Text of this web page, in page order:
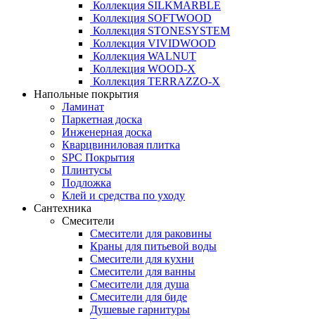
Коллекция SILKMARBLE
Коллекция SOFTWOOD
Коллекция STONESYSTEM
Коллекция VIVIDWOOD
Коллекция WALNUT
Коллекция WOOD-X
Коллекция ТЕRRАZZO-X
Напольные покрытия
Ламинат
Паркетная доска
Инженерная доска
Кварцвиниловая плитка
SPC Покрытия
Плинтусы
Подложка
Клей и средства по уходу
Сантехника
Смесители
Смесители для раковины
Краны для питьевой воды
Смесители для кухни
Смесители для ванны
Смесители для душа
Смесители для биде
Душевые гарнитуры